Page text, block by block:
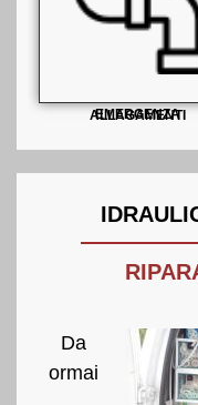
EMERGENZA ALLAGAMENTI
Da
ormai